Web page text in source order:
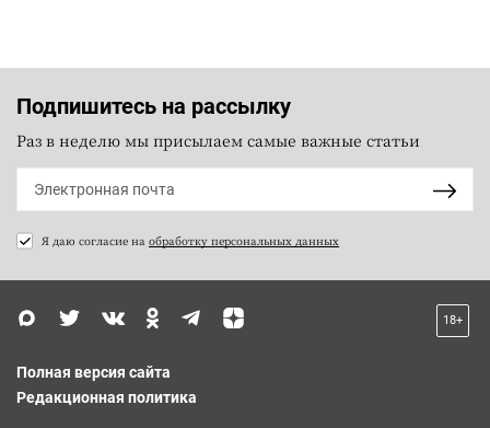
Подпишитесь на рассылку
Раз в неделю мы присылаем самые важные статьи
Я даю согласие на обработку персональных данных
18+
Полная версия сайта
Редакционная политика